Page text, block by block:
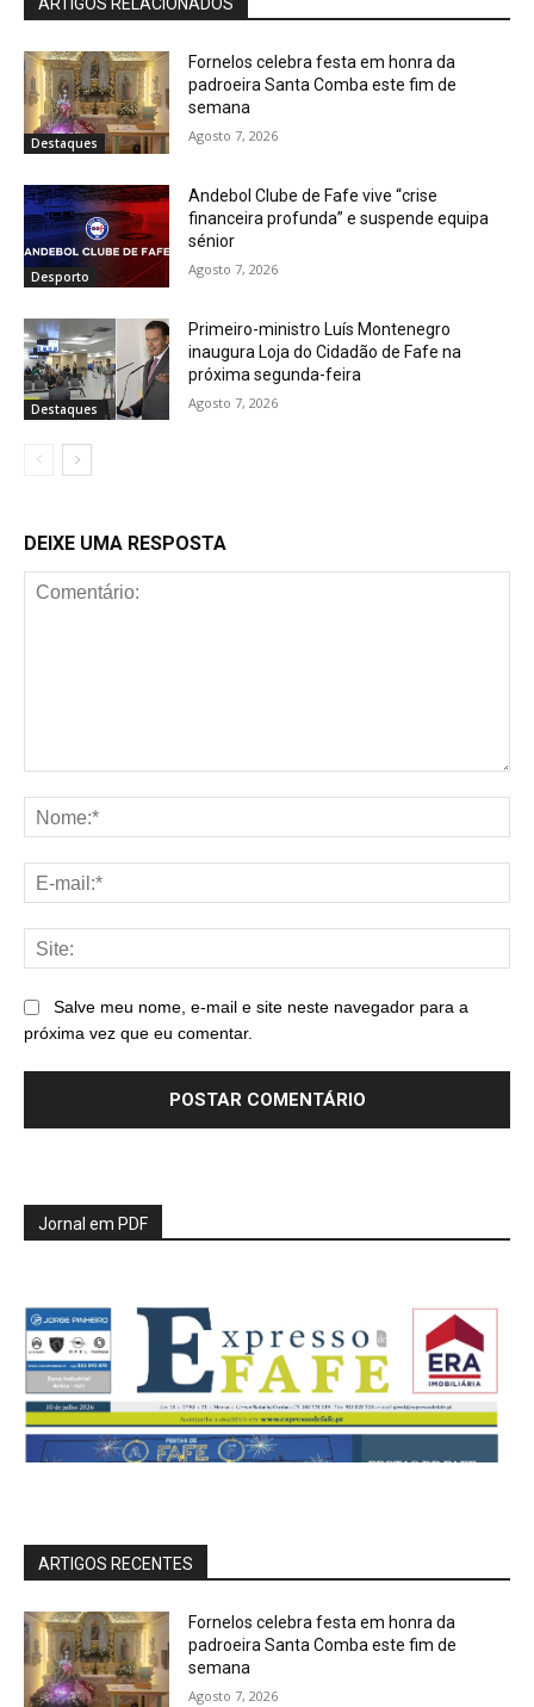
ARTIGOS RELACIONADOS
Destaques
Fornelos celebra festa em honra da
padroeira Santa Comba este fim de
semana
Agosto 7, 2026
Desporto
Andebol Clube de Fafe vive “crise
financeira profunda” e suspende equipa
sénior
Agosto 7, 2026
Destaques
Primeiro-ministro Luís Montenegro
inaugura Loja do Cidadão de Fafe na
próxima segunda-feira
Agosto 7, 2026
DEIXE UMA RESPOSTA
Salve meu nome, e-mail e site neste navegador para a
próxima vez que eu comentar.
Jornal em PDF
ARTIGOS RECENTES
Fornelos celebra festa em honra da
padroeira Santa Comba este fim de
semana
Agosto 7, 2026